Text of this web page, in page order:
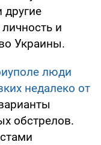
другие
и
Украины.
люди
недалеко от
обстрелов.